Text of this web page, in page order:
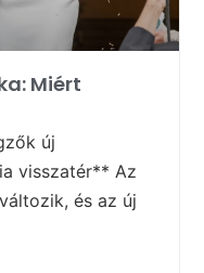
Miért
új
visszatér** Az
és az új